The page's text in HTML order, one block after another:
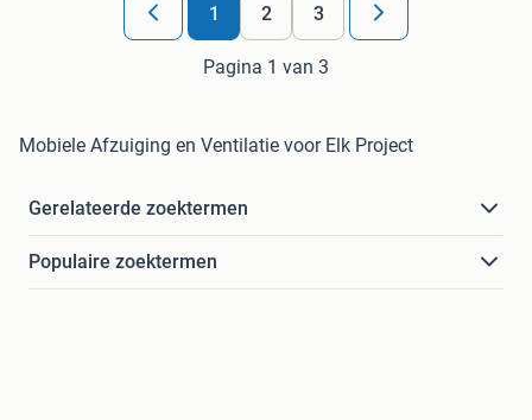
1 2 3
Pagina 1 van 3
Mobiele Afzuiging en Ventilatie voor Elk Project
Gerelateerde zoektermen
Populaire zoektermen